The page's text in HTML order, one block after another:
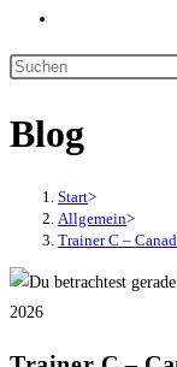
umschalten
Blog
Start>
Allgemein>
Trainer C –